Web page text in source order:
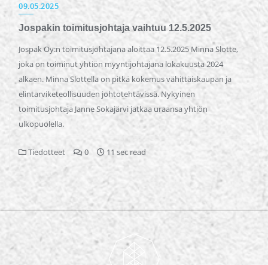
09.05.2025
Jospakin toimitusjohtaja vaihtuu 12.5.2025
Jospak Oy:n toimitusjohtajana aloittaa 12.5.2025 Minna Slotte,
joka on toiminut yhtiön myyntijohtajana lokakuusta 2024
alkaen. Minna Slottella on pitkä kokemus vähittäiskaupan ja
elintarviketeollisuuden johtotehtävissä. Nykyinen
toimitusjohtaja Janne Sokajärvi jatkaa uraansa yhtiön
ulkopuolella.
Tiedotteet 0 11 sec read